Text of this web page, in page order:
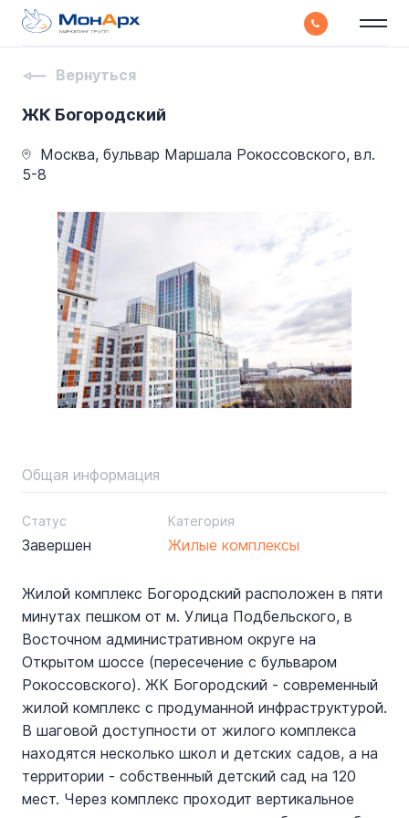
МАРКЕТИНГ ГРУПП
Вернуться
ЖК Богородский
Москва, бульвар Маршала Рокоссовского, вл.
5-8
Общая информация
Статус
Завершен
Категория
Жилые комплексы
Жилой комплекс Богородский расположен в пяти
минутах пешком от м. Улица Подбельского, в
Восточном административном округе на
Открытом шоссе (пересечение с бульваром
Рокоссовского). ЖК Богородский - современный
жилой комплекс с продуманной инфраструктурой.
В шаговой доступности от жилого комплекса
находятся несколько школ и детских садов, а на
территории - собственный детский сад на 120
мест. Через комплекс проходит вертикальное